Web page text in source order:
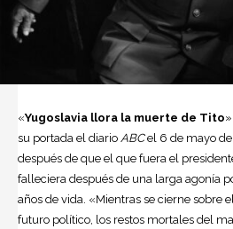
«Yugoslavia llora la muerte de Tito
su portada el diario ABCel 6 de mayo de
después de que el que fuera el
falleciera después de una larga agonía
años de vida. «Mientras se cierne sobre
futuro político, los restos mortales del